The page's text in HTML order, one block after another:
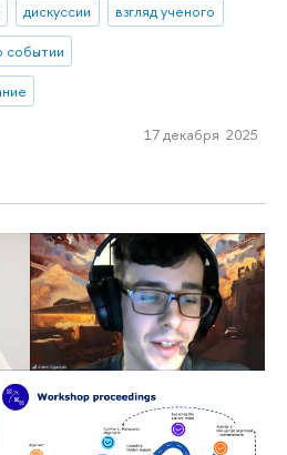
дискуссии
взгляд ученого
событии
17 декабря 2025